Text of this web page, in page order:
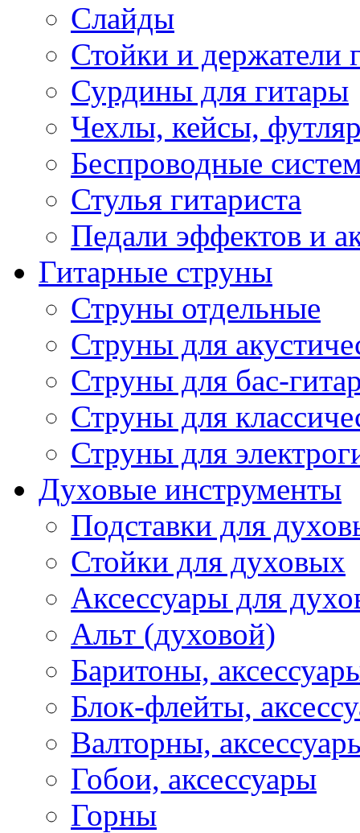
Слайды
Стойки и держатели
Сурдины для гитары
Чехлы, кейсы,
Беспроводные
Стулья гитариста
Педали эффектов и
Гитарные струны
Струны отдельные
Струны для
Струны для бас-
Струны для
Струны для
Духовые инструменты
Подставки для
Стойки для духовых
Аксессуары для
Альт (духовой)
Баритоны,
Блок-флейты,
Валторны,
Гобои, аксессуары
Горны